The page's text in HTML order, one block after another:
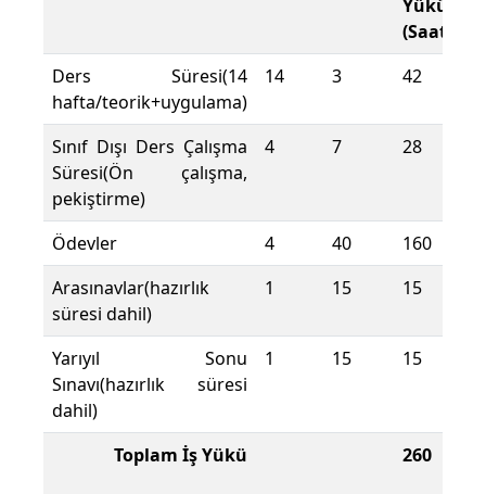
Yükü
(Saat)
Ders Süresi(14
hafta/teorik+uygulama)
14 3 42
Sınıf Dışı Ders Çalışma
Süresi(Ön çalışma,
pekiştirme)
4 7 28
Ödevler 4 40
160
Arasınavlar(hazırlık
süresi dahil)
1 15 15
Yarıyıl Sonu
Sınavı(hazırlık süresi
dahil)
1 15 15
Toplam İş Yükü 260